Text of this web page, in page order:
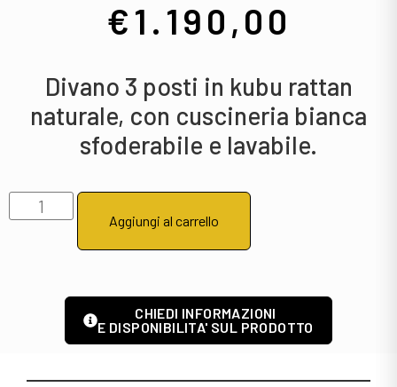
€1.190,00
Divano 3 posti in kubu rattan
naturale, con cuscineria bianca
sfoderabile e lavabile.
Aggiungi al carrello
CHIEDI INFORMAZIONI
E DISPONIBILITA' SUL PRODOTTO